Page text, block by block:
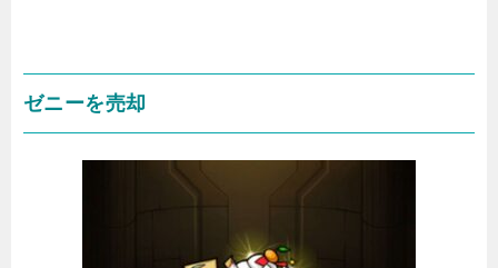
ゼニーを売却